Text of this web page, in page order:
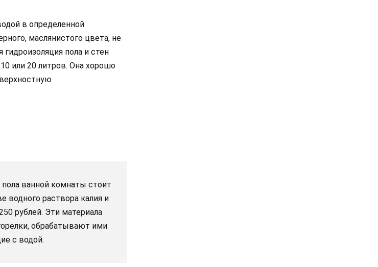
в определенной
маслянистого цвета, не
пола и стен
или 20 литров. Она хорошо
ванной комнаты стоит
водного раствора калия и
рублей. Эти материала
обрабатывают ими
с водой.